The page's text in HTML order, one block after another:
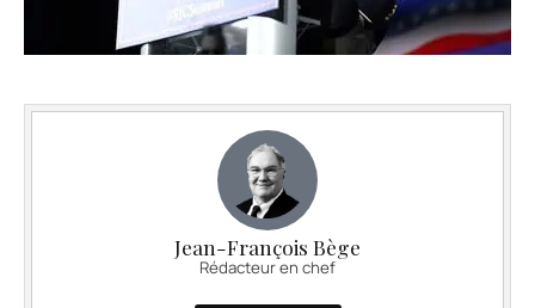
Jean-François Bège
Rédacteur en chef